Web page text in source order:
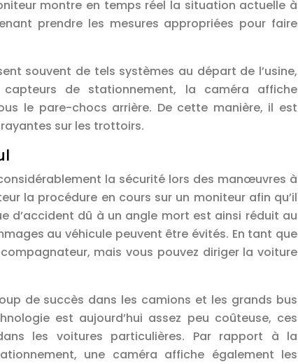
montre en temps réel la situation actuelle à
prendre les mesures appropriées pour faire
souvent de tels systèmes au départ de l’usine,
de stationnement, la caméra affiche
le pare-chocs arrière. De cette manière, il est
sur les trottoirs.
la sécurité lors des manœuvres à
la procédure en cours sur un moniteur afin qu’il
d’accident dû à un angle mort est ainsi réduit au
au véhicule peuvent être évités. En tant que
mais vous pouvez diriger la voiture
de succès dans les camions et les grands bus
est aujourd’hui assez peu coûteuse, ces
les voitures particulières. Par rapport à la
une caméra affiche également les